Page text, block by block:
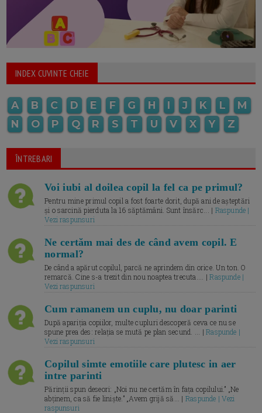
INDEX CUVINTE CHEIE
A B C D E F G H I J K L
M
N
O P Q R S T U V X Y Z
ÎNTREBARI
Voi iubi al doilea copil la fel ca pe primul?
Pentru mine primul copil a fost foarte dorit, după ani de așteptări
și o sarcină pierduta la 16 săptămâni. Sunt însărc... | Raspunde |
Vezi raspunsuri
Ne certăm mai des de când avem copil. E
normal?
De când a apărut copilul, parcă ne aprindem din orice. Un ton. O
remarcă. Cine s-a trezit din nou noaptea trecuta.... |Raspunde |
Vezi raspunsuri
Cum ramanem un cuplu, nu doar parinti
După apariția copiilor, multe cupluri descoperă ceva ce nu se
spune prea des: relația se mută pe plan secund. ... |Raspunde |
Vezi raspunsuri
Copilul simte emotiile care plutesc in aer
intre parinti
Părinții spun deseori: „Noi nu ne certăm în fața copilului.” „Ne
abținem, ca să fie liniște.” „Avem grijă să... | Raspunde | Vezi
raspunsuri